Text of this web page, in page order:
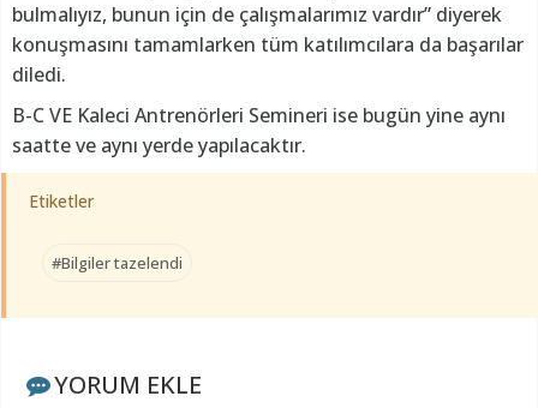
bulmalıyız, bunun için de çalışmalarımız vardır” diyerek
konuşmasını tamamlarken tüm katılımcılara da başarılar
diledi.
B-C VE Kaleci Antrenörleri Semineri ise bugün yine aynı
saatte ve aynı yerde yapılacaktır.
Etiketler
#Bilgiler tazelendi
YORUM EKLE